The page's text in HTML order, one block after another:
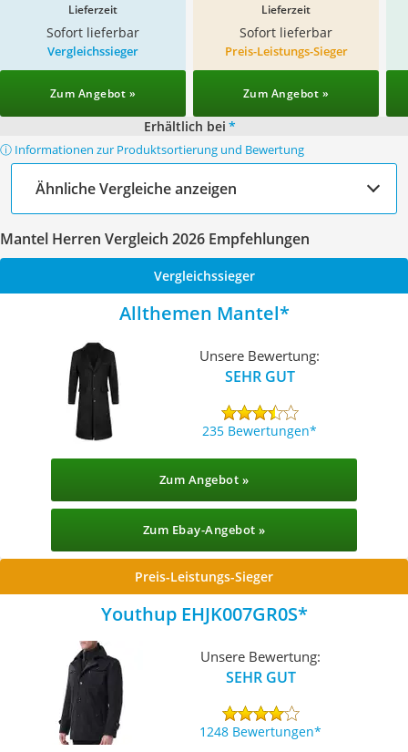
Lieferzeit
Sofort lieferbar
Lieferzeit
Sofort lieferbar
Vergleichssieger
Zum Angebot »
Preis-Leistungs-Sieger
Zum Angebot »
Erhältlich bei *
ⓘ Informationen zur Produktsortierung und Bewertung
Ähnliche Vergleiche anzeigen
Mantel Herren Vergleich 2026 Empfehlungen
Vergleichssieger
Allthemen Mantel
Unsere Bewertung:
SEHR GUT
235 Bewertungen
Zum Angebot »
Zum Ebay-Angebot »
Preis-Leistungs-Sieger
Youthup EHJK007GR0S
Unsere Bewertung:
SEHR GUT
1248 Bewertungen